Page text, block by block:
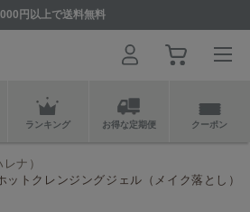
円以上で送料無料
ランキング お得な定期便 クーポン
ナ）
ットクレンジングジェル（メイク落とし）